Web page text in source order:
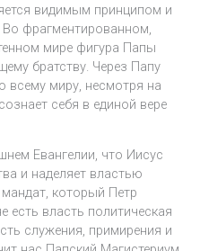
видимым принципом и
фрагментированном,
мире фигура Папы
братству. Через Папу
всему миру, несмотря на
себя в единой вере
Евангелии, что Иисус
и наделяет властью
который Петр
есть власть политическая
служения, примирения и